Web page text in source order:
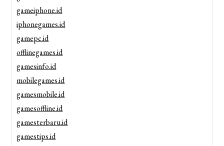
gameiphone.id
iphonegames.id
gamepc.id
offlinegames.id
gamesinfo.id
mobilegames.id
gamesmobile.id
gamesoffline.id
gamesterbaru.id
gamestips.id